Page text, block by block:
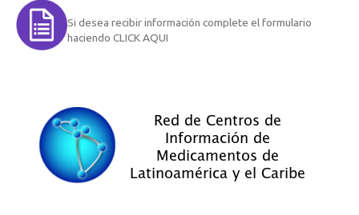
Si desea recibir información complete el formulario
haciendo CLICK AQUI